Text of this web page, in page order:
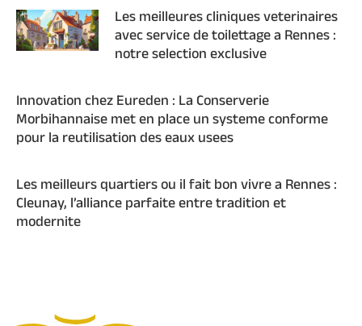
Les meilleures cliniques veterinaires
avec service de toilettage a Rennes :
notre selection exclusive
Innovation chez Eureden : La Conserverie
Morbihannaise met en place un systeme conforme
pour la reutilisation des eaux usees
Les meilleurs quartiers ou il fait bon vivre a Rennes :
Cleunay, l’alliance parfaite entre tradition et
modernite